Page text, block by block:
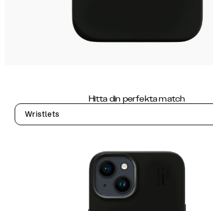
Hitta din perfekta match
Wristlets